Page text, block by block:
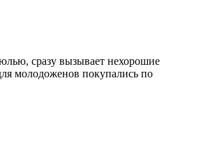
сразу вызывает нехорошие
молодоженов покупались по